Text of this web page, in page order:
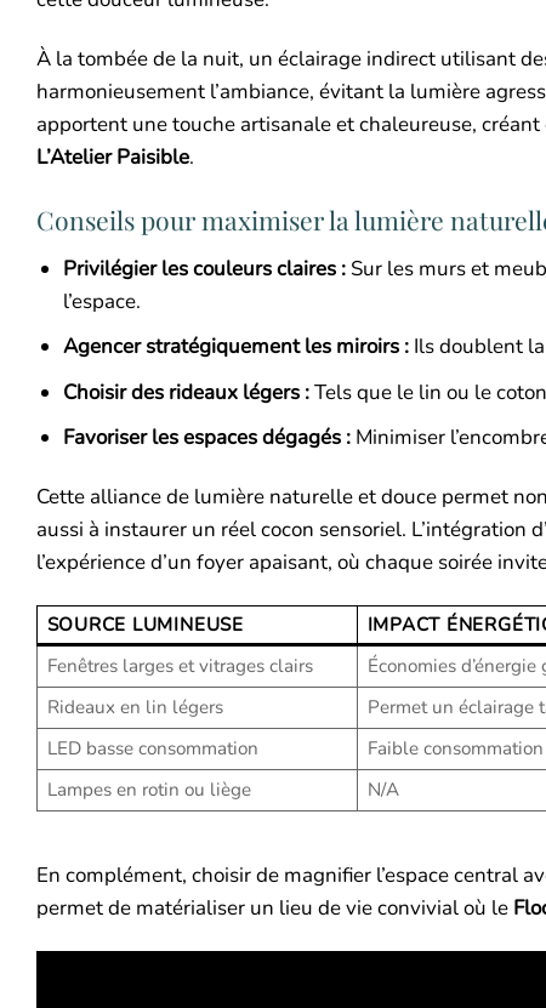
À la tombée de la nuit, un éclairage indirect utilisant
harmonieusement l’ambiance, évitant la lumière
apportent une touche artisanale et chaleureuse,
L’Atelier Paisible.
Conseils pour maximiser la lumière
Privilégier les couleurs claires : Sur les murs et
l’espace.
Agencer stratégiquement les miroirs : Ils doublent
Choisir des rideaux légers :Tels que le lin ou le
Favoriser les espaces dégagés : Minimiser
Cette alliance de lumière naturelle et douce permet
aussi à instaurer un réel cocon sensoriel.
l’expérience d’un foyer apaisant, où chaque soirée
SOURCE LUMINEUSE IMPACT
Fenêtres larges et vitrages clairs
Économies
Rideaux en lin légers
Permet un éclairage
LED basse consommation
Faible
Lampes en rotin ou liège
N/A
En complément, choisir de magnifier l’espace central
permet de matérialiser un lieu de vie convivial où le